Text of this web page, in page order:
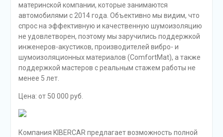
материнской компании, которые занимаются
автомобилями с 2014 года. Объективно мы видим, что
спрос на эффективную и качественную шумоизоляцию
не удовлетворен, поэтому мы заручились поддержкой
инженеров-акустиков, производителей вибро- и
шумоизоляционных материалов (ComfortMat), а также
поддержкой мастеров с реальным стажем работы не
менее 5 лет.
Цена: от 50 000 руб.
Компания KIBERCAR предлагает возможность полной